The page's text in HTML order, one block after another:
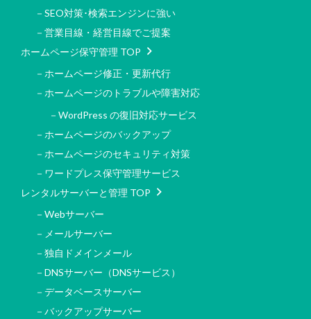
－SEO対策･検索エンジンに強い
－営業目線・経営目線でご提案
ホームページ保守管理 TOP
－ホームページ修正・更新代行
－ホームページのトラブルや障害対応
－WordPress の復旧対応サービス
－ホームページのバックアップ
－ホームページのセキュリティ対策
－ワードプレス保守管理サービス
レンタルサーバーと管理 TOP
－Webサーバー
－メールサーバー
－独自ドメインメール
－DNSサーバー（DNSサービス）
－データベースサーバー
－バックアップサーバー